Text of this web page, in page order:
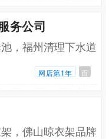
务公司
，福州清理下水道
网店第1年 百
，佛山晾衣架品牌